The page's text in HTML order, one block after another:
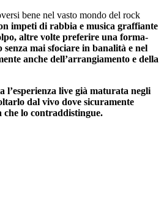
bene nel vasto mondo del rock
impeti di rabbia e musica graffiante
altre volte preferire una forma-
senza mai sfociare in banalità e nel
anche dell’arrangiamento e della
l’esperienza live già maturata negli
dal vivo dove sicuramente
lo contraddistingue.